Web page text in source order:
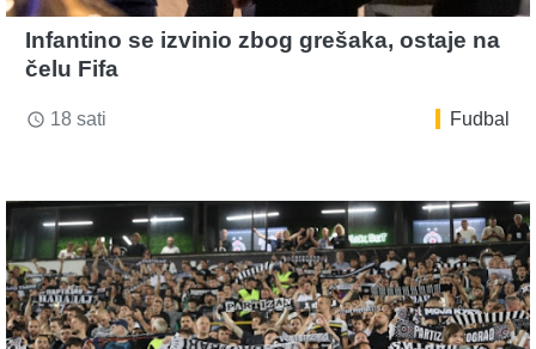
Infantino se izvinio zbog grešaka, ostaje na
čelu Fifa
access_time 18 sati Fudbal